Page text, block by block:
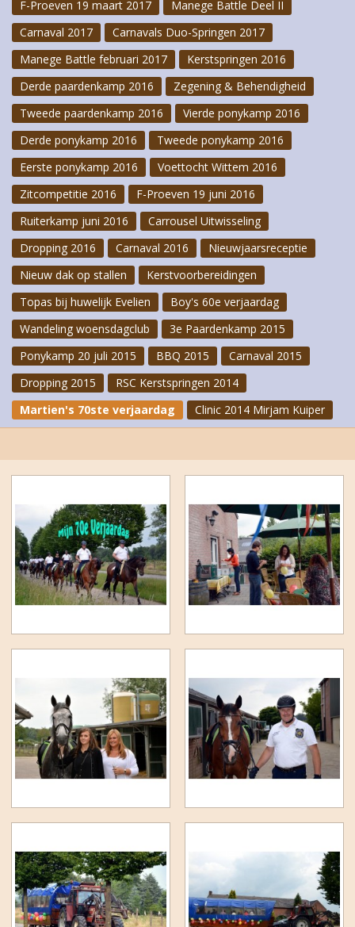
F-Proeven 19 maart 2017
Manege Battle Deel II
Carnaval 2017
Carnavals Duo-Springen 2017
Manege Battle februari 2017
Kerstspringen 2016
Derde paardenkamp 2016
Zegening & Behendigheid
Tweede paardenkamp 2016
Vierde ponykamp 2016
Derde ponykamp 2016
Tweede ponykamp 2016
Eerste ponykamp 2016
Voettocht Wittem 2016
Zitcompetitie 2016
F-Proeven 19 juni 2016
Ruiterkamp juni 2016
Carrousel Uitwisseling
Dropping 2016
Carnaval 2016
Nieuwjaarsreceptie
Nieuw dak op stallen
Kerstvoorbereidingen
Topas bij huwelijk Evelien
Boy's 60e verjaardag
Wandeling woensdagclub
3e Paardenkamp 2015
Ponykamp 20 juli 2015
BBQ 2015
Carnaval 2015
Dropping 2015
RSC Kerstspringen 2014
Martien's 70ste verjaardag
Clinic 2014 Mirjam Kuiper